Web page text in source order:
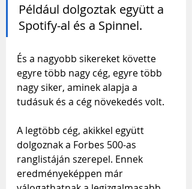
Például dolgoztak együtt a
Spotify-al és a Spinnel.
És a nagyobb sikereket követte
egyre több nagy cég, egyre több
nagy siker, aminek alapja a
tudásuk és a cég növekedés volt.
A legtöbb cég, akikkel együtt
dolgoznak a Forbes 500-as
ranglistáján szerepel. Ennek
eredményeképpen már